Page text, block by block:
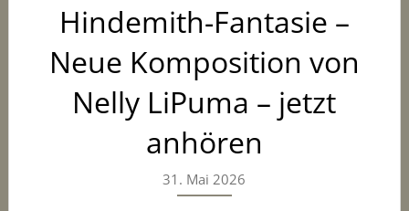
Hindemith-Fantasie –
Neue Komposition von
Nelly LiPuma – jetzt
anhören
31. Mai 2026